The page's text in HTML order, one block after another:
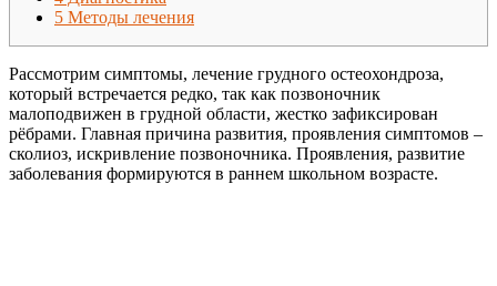
5 Методы лечения
Рассмотрим симптомы, лечение грудного остеохондроза,
который встречается редко, так как позвоночник
малоподвижен в грудной области, жестко зафиксирован
рёбрами. Главная причина развития, проявления симптомов –
сколиоз, искривление позвоночника. Проявления, развитие
заболевания формируются в раннем школьном возрасте.